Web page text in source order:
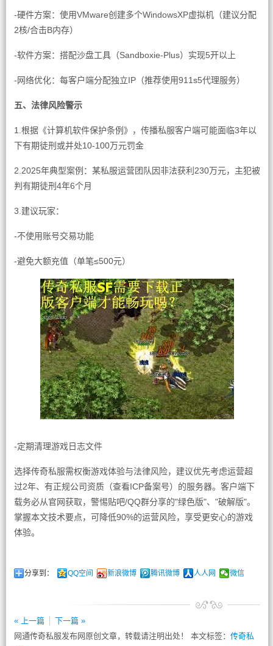
-硬件方案：使用VMware创建多个WindowsXP虚拟机（建议分配
2核/合击B内存）
-软件方案：搭配沙盘工具（Sandboxie-Plus）实现5开以上
-网络优化：每客户端分配独立IP（推荐使用911s5代理服务）
五、法律风险警示
1.根据《计算机软件保护条例》，传播私服客户端可能面临3年以
下有期徒刑或并处10-100万元罚金
2.2025年典型案例：某私服运营团队因非法获利230万元，主犯被
判有期徒刑4年6个月
3.建议玩家：
-不使用账号交易功能
-避免大额充值（单笔≤500元）
-定期清理游戏日志文件
选择传奇私服需权衡游戏体验与法律风险，建议优先考虑运营超
过2年、有正规公司资质（查看ICP备案号）的服务器。客户端下
载务必从官网获取，警惕贴吧/QQ群分享的"绿色版"、"破解版"。
掌握本文技术要点，可降低90%的运营风险，享受更安心的游戏
体验。
分享到： QQ空间 新浪微博 腾讯微博 人人网 微信
« 上一篇
下一篇 »
网通传奇私服发布网原创文章，转载请注明出处！ 本文标签： 传奇私